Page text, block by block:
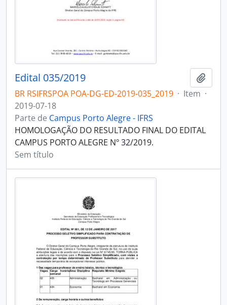
Edital 035/2019
BR RSIFRSPOA POA-DG-ED-2019-035_2019 · Item ·
2019-07-18
Parte de Campus Porto Alegre - IFRS
HOMOLOGAÇÃO DO RESULTADO FINAL DO EDITAL
CAMPUS PORTO ALEGRE Nº 32/2019.
Sem título